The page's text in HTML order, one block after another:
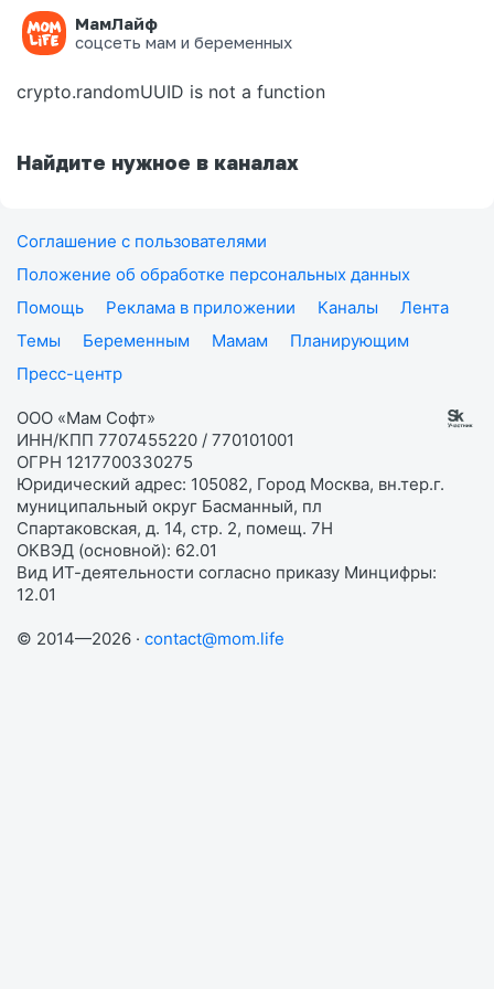
МамЛайф
соцсеть мам и беременных
Ошибка на странице
crypto.randomUUID is not a function
Найдите нужное в каналах
Соглашение с пользователями
Положение об обработке персональных данных
Помощь
Реклама в приложении Каналы
Лента
Темы
Беременным Мамам
Планирующим
Пресс-центр
ООО «Мам Софт»
ИНН/КПП 7707455220 / 770101001
ОГРН 1217700330275
Юридический адрес: 105082, Город Москва, вн.тер.г.
муниципальный округ Басманный, пл
Спартаковская, д. 14, стр. 2, помещ. 7Н
ОКВЭД (основной): 62.01
Вид ИТ-деятельности согласно приказу Минцифры:
12.01
© 2014—2026 · contact@mom.life